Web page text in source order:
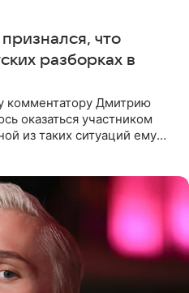
что
разборках в
комментатору Дмитрию
оказаться участником
из таких ситуаций ему